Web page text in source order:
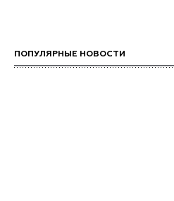
ПОПУЛЯРНЫЕ НОВОСТИ